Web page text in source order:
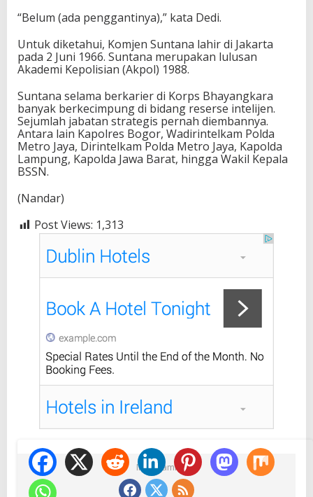
“Belum (ada penggantinya),” kata Dedi.
Untuk diketahui, Komjen Suntana lahir di Jakarta
pada 2 Juni 1966. Suntana merupakan lulusan
Akademi Kepolisian (Akpol) 1988.
Suntana selama berkarier di Korps Bhayangkara
banyak berkecimpung di bidang reserse intelijen.
Sejumlah jabatan strategis pernah diembannya.
Antara lain Kapolres Bogor, Wadirintelkam Polda
Metro Jaya, Dirintelkam Polda Metro Jaya, Kapolda
Lampung, Kapolda Jawa Barat, hingga Wakil Kepala
BSSN.
(Nandar)
Post Views: 1,313
Ikuti Kami